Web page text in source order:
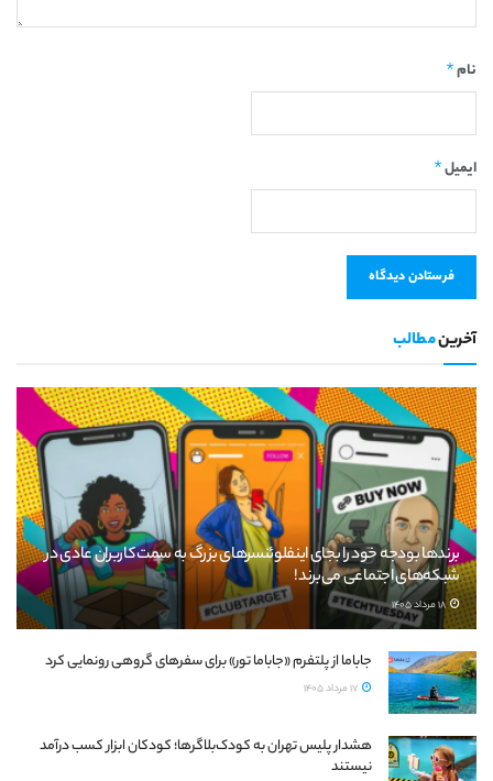
نام*
ایمیل*
آخرینمطالب
برندها بودجه خود را بجای اینفلوئنسرهای بزرگ به سمت کاربران عادی در
شبکه‌های اجتماعی می‌برند!
18 مرداد 1405
جاباما از پلتفرم «جاباما تور» برای سفرهای گروهی رونمایی کرد
هشدار پلیس تهران به کودک‌بلاگرها؛ کودکان ابزار کسب درآمد
نیستند